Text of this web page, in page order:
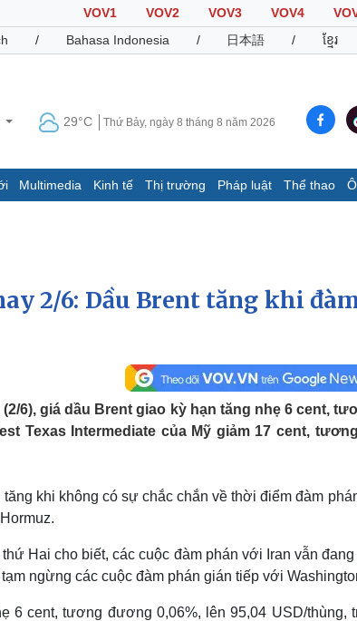
VOV1 VOV2 VOV3 VOV4
/ Bahasa Indonesia / 日本語 / ខ្មែរ
29°C Thứ Bảy, ngày 8 tháng 8 năm 2026
Multimedia Kinh tế Thị trường Pháp luật Thể thao
VOV
Thể thao
Lịch thi đấu bóng đá
Thế giới thể thao
Ô tô -
Xe
Tư vấn
- Gia đình
Văn hóa
Văn học
Âm nhạc
Di sản
Giải trí
Thời
Sao
2/6: Dầu Brent tăng khi
6), giá dầu Brent giao kỳ hạn tăng nhẹ 6 cent,
Texas Intermediate của Mỹ giảm 17 cent,
khi không có sự chắc chắn về thời điểm đàm
Hai cho biết, các cuộc đàm phán với Iran vẫn
ngừng các cuộc đàm phán gián tiếp với
6 cent, tương đương 0,06%, lên 95,04 USD/thùng,